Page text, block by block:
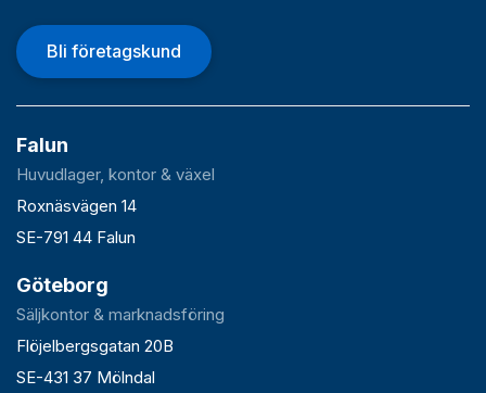
Bli företagskund
Falun
Huvudlager, kontor & växel
Roxnäsvägen 14
SE-791 44 Falun
Göteborg
Säljkontor & marknadsföring
Flöjelbergsgatan 20B
SE-431 37 Mölndal